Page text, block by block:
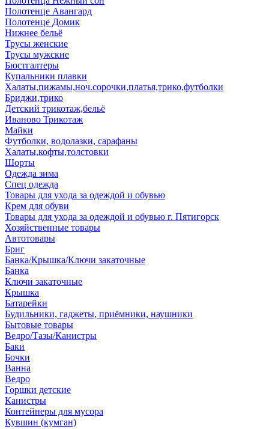
Полотенце Авангард
Полотенце Домик
Нижнее бельё
Трусы женские
Трусы мужские
Бюстгалтеры
Купальники плавки
Халаты,пижамы,ноч.сорочки,платья,трико,футболки
Бриджи,трико
Детский трикотаж,бельё
Иваново Трикотаж
Майки
Футболки, водолазки, сарафаны
Халаты,кофты,толстовки
Шорты
Одежда зима
Спец одежда
Товары для ухода за одеждой и обувью
Крем для обуви
Товары для ухода за одеждой и обувью г. Пятигорск
Хозяйственные товары
Автотовары
Бриг
Банка/Крышка/Ключи закаточные
Банка
Ключи закаточные
Крышка
Батарейки
Будильники, гаджеты, приёмники, наушники
Бытовые товары
Ведро/Тазы/Канистры
Баки
Бочки
Ванна
Ведро
Горшки детские
Канистры
Контейнеры для мусора
Кувшин (кумган)